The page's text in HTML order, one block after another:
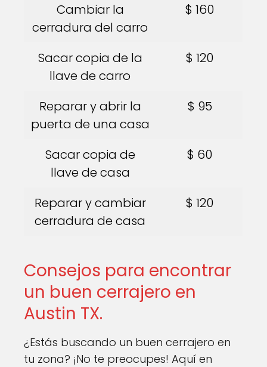
Cambiar la
cerradura del carro
$ 160
Sacar copia de la
llave de carro
$ 120
Reparar y abrir la
puerta de una casa
$ 95
Sacar copia de
llave de casa
$ 60
Reparar y cambiar
cerradura de casa
$ 120
Consejos para encontrar
un buen cerrajero en
Austin TX.
¿Estás buscando un buen cerrajero en
tu zona? ¡No te preocupes! Aquí en